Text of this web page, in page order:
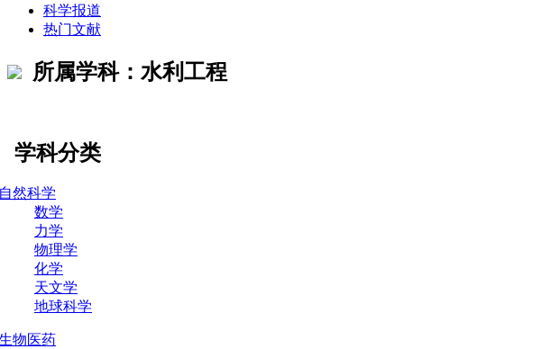
科学报道
热门文献
所属学科：水利工程
科分类
然科学
数学
力学
物理学
化学
天文学
地球科学
物医药